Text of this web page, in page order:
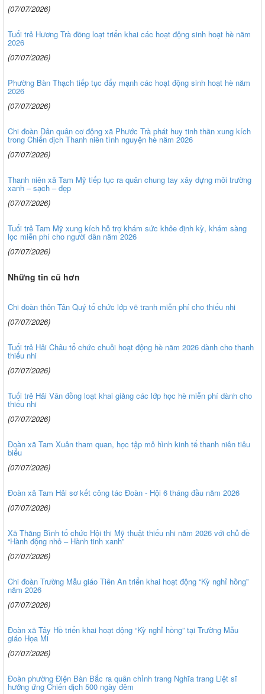
(07/07/2026)
Tuổi trẻ Hương Trà đồng loạt triển khai các hoạt động sinh hoạt hè năm
2026
(07/07/2026)
Phường Bàn Thạch tiếp tục đẩy mạnh các hoạt động sinh hoạt hè năm
2026
(07/07/2026)
Chi đoàn Dân quân cơ động xã Phước Trà phát huy tinh thần xung kích
trong Chiến dịch Thanh niên tình nguyện hè năm 2026
(07/07/2026)
Thanh niên xã Tam Mỹ tiếp tục ra quân chung tay xây dựng môi trường
xanh – sạch – đẹp
(07/07/2026)
Tuổi trẻ Tam Mỹ xung kích hỗ trợ khám sức khỏe định kỳ, khám sàng
lọc miễn phí cho người dân năm 2026
(07/07/2026)
Những tin cũ hơn
Chi đoàn thôn Tân Quý tổ chức lớp vẽ tranh miễn phí cho thiếu nhi
(07/07/2026)
Tuổi trẻ Hải Châu tổ chức chuỗi hoạt động hè năm 2026 dành cho thanh
thiếu nhi
(07/07/2026)
Tuổi trẻ Hải Vân đồng loạt khai giảng các lớp học hè miễn phí dành cho
thiếu nhi
(07/07/2026)
Đoàn xã Tam Xuân tham quan, học tập mô hình kinh tế thanh niên tiêu
biểu
(07/07/2026)
Đoàn xã Tam Hải sơ kết công tác Đoàn - Hội 6 tháng đầu năm 2026
(07/07/2026)
Xã Thăng Bình tổ chức Hội thi Mỹ thuật thiếu nhi năm 2026 với chủ đề
“Hành động nhỏ – Hành tinh xanh”
(07/07/2026)
Chi đoàn Trường Mẫu giáo Tiên An triển khai hoạt động “Kỳ nghỉ hồng”
năm 2026
(07/07/2026)
Đoàn xã Tây Hồ triển khai hoạt động “Kỳ nghỉ hồng” tại Trường Mẫu
giáo Họa Mi
(07/07/2026)
Đoàn phường Điện Bàn Bắc ra quân chỉnh trang Nghĩa trang Liệt sĩ
hưởng ứng Chiến dịch 500 ngày đêm